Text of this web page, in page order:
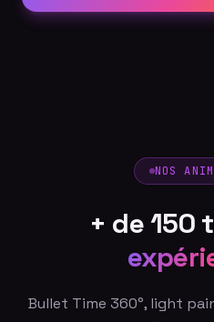
NOS
+ de 150
Bullet Time 360°, light